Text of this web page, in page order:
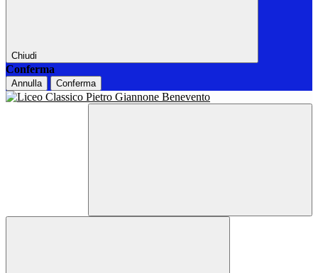
Chiudi
Conferma
Annulla Conferma